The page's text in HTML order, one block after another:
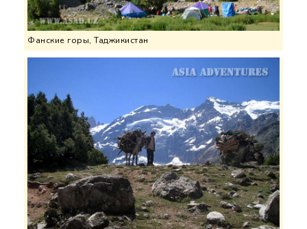
Фанские горы, Таджикистан